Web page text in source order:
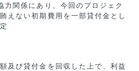
関係にあり、今回のプロジェク
えない初期費用を一部貸付金とし
及び貸付金を回収した上で、利益